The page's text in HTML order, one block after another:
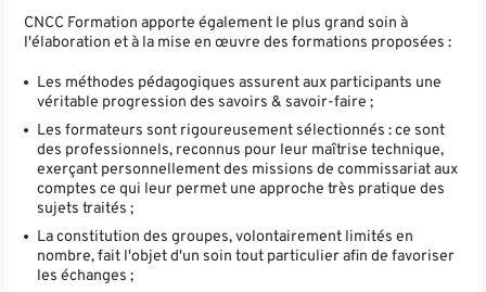
CNCC Formation apporte également le plus grand soin à
l'élaboration et à la mise en œuvre des formations proposées :
Les méthodes pédagogiques assurent aux participants une
véritable progression des savoirs & savoir-faire ;
Les formateurs sont rigoureusement sélectionnés : ce sont
des professionnels, reconnus pour leur maîtrise technique,
exerçant personnellement des missions de commissariat aux
comptes ce qui leur permet une approche très pratique des
sujets traités ;
La constitution des groupes, volontairement limités en
nombre, fait l'objet d'un soin tout particulier afin de favoriser
les échanges ;